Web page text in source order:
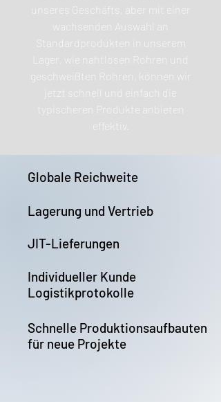
unseres Geschäfts, aber mit einer
wachsenden Auswahl an
Standardprodukten in unserem
Lager, wie nahtlosen Rohren und
geschweißten Rohren, können wir
jetzt schnell und einfach die
typischeren Produkte anbieten
effektiv.
Globale Reichweite
Lagerung und Vertrieb
JIT-Lieferungen
Individueller Kunde
Logistikprotokolle
Schnelle Produktionsaufbauten
für neue Projekte